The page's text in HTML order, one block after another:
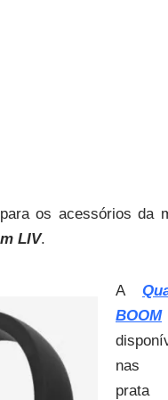
os acessórios da
LIV.
A
BOOM
nas